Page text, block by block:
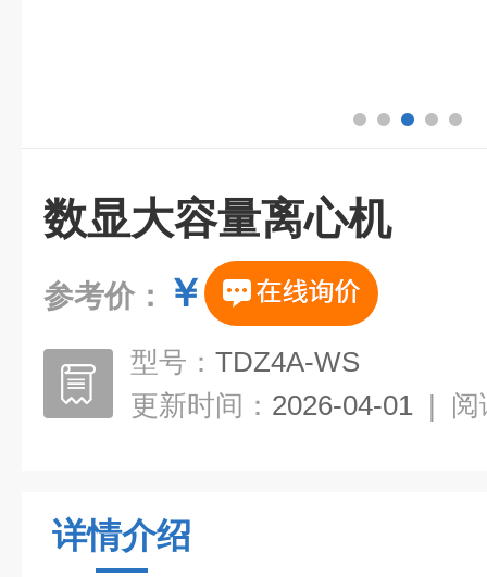
数显大容量离心机
参考价： ￥
型号： TDZ4A-WS
更新时间： 2026-04-01 | 阅
详情介绍